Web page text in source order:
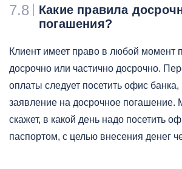
7.8
Какие правила
погашения?
Клиент имеет право в любой момент
досрочно или частично досрочно.
оплаты следует посетить офис банка,
заявление на досрочное погашение.
скажет, в какой день надо посетить
паспортом, с целью внесения денег